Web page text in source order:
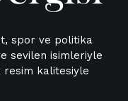
spor ve politika
sevilen isimleriyle
resim kalitesiyle